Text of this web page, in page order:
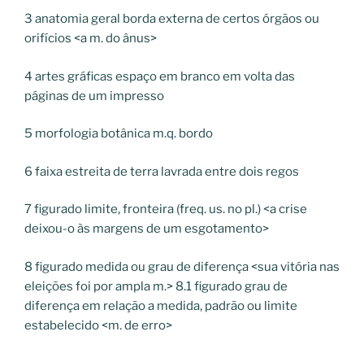
3 anatomia geral borda externa de certos órgãos ou
orifícios <a m.do ânus>
4 artes gráficas espaço em branco em volta das
páginas de um impresso
5 morfologia botânica m.q. bordo
6 faixa estreita de terra lavrada entre dois regos
7figurado limite, fronteira (freq. us. no pl.)<a crise
deixou-o às margens de um esgotamento>
8 figurado medida ou grau de diferença<sua vitória nas
eleições foi por ampla m.> 8.1figuradograu de
diferença em relação a medida, padrão ou limite
estabelecido<m.de erro>